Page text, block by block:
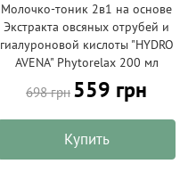
Молочко-тоник 2в1 на основе
Экстракта овсяных отрубей и
гиалуроновой кислоты "HYDRO
AVENA" Phytorelax 200 мл
698 грн 559 грн
Купить